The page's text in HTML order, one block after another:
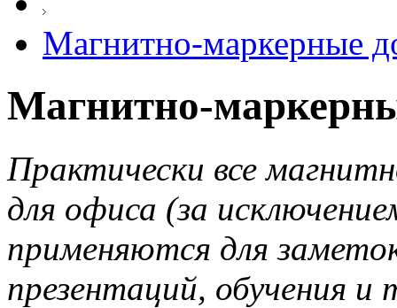
Магнитно-маркерные
Магнитно-
Практически все
для офиса (за
применяются для
презентаций, обучения и